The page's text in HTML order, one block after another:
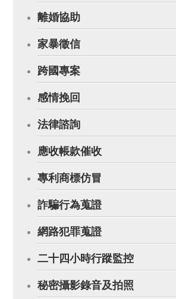
離婚協助
家暴徵信
跨國專案
感情挽回
法律諮詢
應收帳款催收
專利商標仿冒
詐騙行為蒐證
網路犯罪蒐證
二十四小時行蹤監控
秘密攝影錄音及拍照